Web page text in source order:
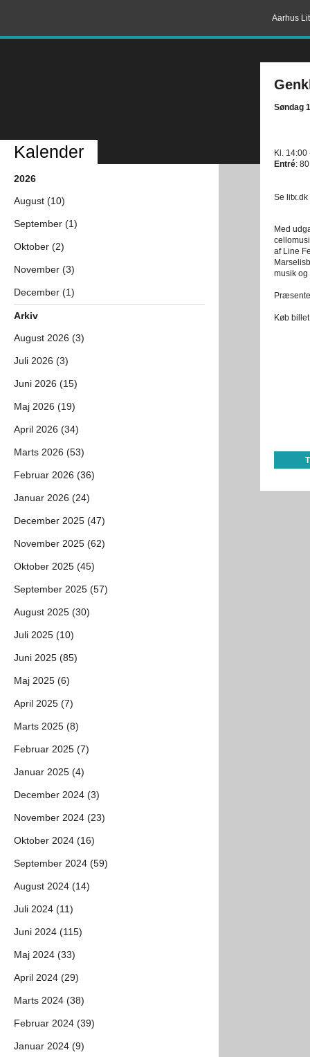
Aarhus
Søndag
Kl. 14:00
Entré:
Se litx.dk
Med
af Line
musik
Køb
Kalender
2026
August (10)
September (1)
Oktober (2)
November (3)
December (1)
Arkiv
August 2026 (3)
Juli 2026 (3)
Juni 2026 (15)
Maj 2026 (19)
April 2026 (34)
Marts 2026 (53)
Februar 2026 (36)
Januar 2026 (24)
December 2025 (47)
November 2025 (62)
Oktober 2025 (45)
September 2025 (57)
August 2025 (30)
Juli 2025 (10)
Juni 2025 (85)
Maj 2025 (6)
April 2025 (7)
Marts 2025 (8)
Februar 2025 (7)
Januar 2025 (4)
December 2024 (3)
November 2024 (23)
Oktober 2024 (16)
September 2024 (59)
August 2024 (14)
Juli 2024 (11)
Juni 2024 (115)
Maj 2024 (33)
April 2024 (29)
Marts 2024 (38)
Februar 2024 (39)
Januar 2024 (9)